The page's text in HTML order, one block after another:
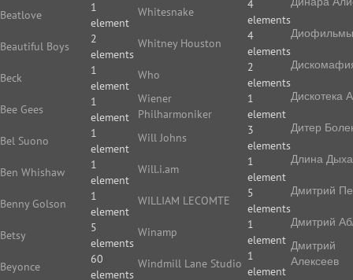
Beatlove
1
element
Beautiful Boys
2
elements
Beck
1
element
Bee Gees
1
element
Bel Suono
1
element
Ben Whishaw
1
element
Benny Golson
1
element
Betsy
5
elements
Beyonce
60
elements
Whitesnake
4
elements
Whitney Houston
4
elements
Who
2
elements
Wiener
Philharmoniker
1
element
Will Johns
3
elements
Will.i.am
1
element
WILLIAM LECOMTE
5
elements
Winamp
1
element
Windmill Lane Studio
1
element
Диофильмы
Дискотека
Дитер
Длина
Дмитрий
Дмитрий
Дмитрий
Алексеев